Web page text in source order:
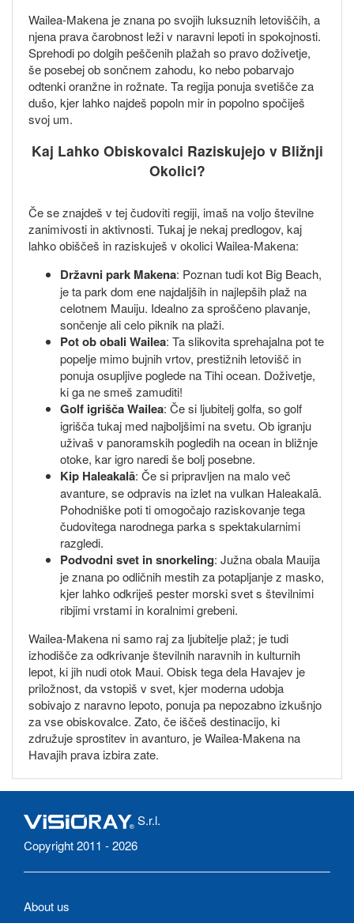
Wailea-Makena je znana po svojih luksuznih letoviščih, a
njena prava čarobnost leži v naravni lepoti in spokojnosti.
Sprehodi po dolgih peščenih plažah so pravo doživetje,
še posebej ob sončnem zahodu, ko nebo pobarvajo
odtenki oranžne in rožnate. Ta regija ponuja svetišče za
dušo, kjer lahko najdeš popoln mir in popolno spočiješ
svoj um.
Kaj Lahko Obiskovalci Raziskujejo v Bližnji
Okolici?
Če se znajdeš v tej čudoviti regiji, imaš na voljo številne
zanimivosti in aktivnosti. Tukaj je nekaj predlogov, kaj
lahko obiščeš in raziskuješ v okolici Wailea-Makena:
Državni park Makena: Poznan tudi kot Big Beach,
je ta park dom ene najdaljših in najlepših plaž na
celotnem Mauiju. Idealno za sproščeno plavanje,
sončenje ali celo piknik na plaži.
Pot ob obali Wailea: Ta slikovita sprehajalna pot te
popelje mimo bujnih vrtov, prestižnih letovišč in
ponuja osupljive poglede na Tihi ocean. Doživetje,
ki ga ne smeš zamuditi!
Golf igrišča Wailea: Če si ljubitelj golfa, so golf
igrišča tukaj med najboljšimi na svetu. Ob igranju
uživaš v panoramskih pogledih na ocean in bližnje
otoke, kar igro naredi še bolj posebne.
Kip Haleakalā: Če si pripravljen na malo več
avanture, se odpravis na izlet na vulkan Haleakalā.
Pohodniške poti ti omogočajo raziskovanje tega
čudovitega narodnega parka s spektakularnimi
razgledi.
Podvodni svet in snorkeling: Južna obala Mauija
je znana po odličnih mestih za potapljanje z masko,
kjer lahko odkriješ pester morski svet s številnimi
ribjimi vrstami in koralnimi grebeni.
Wailea-Makena ni samo raj za ljubitelje plaž; je tudi
izhodišče za odkrivanje številnih naravnih in kulturnih
lepot, ki jih nudi otok Maui. Obisk tega dela Havajev je
priložnost, da vstopiš v svet, kjer moderna udobja
sobivajo z naravno lepoto, ponuja pa nepozabno izkušnjo
za vse obiskovalce. Zato, če iščeš destinacijo, ki
združuje sprostitev in avanturo, je Wailea-Makena na
Havajih prava izbira zate.
S.r.l.
Copyright 2011 - 2026
About us